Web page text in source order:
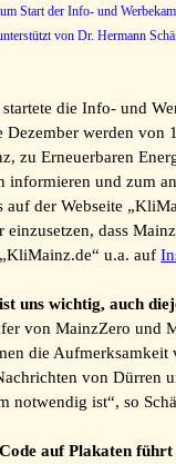
Start der Info- und
von Dr. Hermann
startete die Info- und
Dezember werden von
zu Erneuerbaren
informieren und zum
auf der Webseite
einzusetzen, dass
u.a. auf
uns wichtig, auch
von MainzZero und
die Aufmerksamkeit
von Dürren
notwendig ist“, so
auf Plakaten